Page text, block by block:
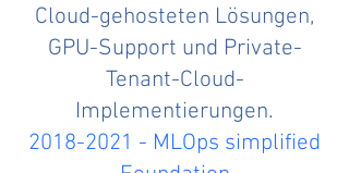
Cloud-gehosteten Lösungen,
GPU-Support und Private-
Tenant-Cloud-
Implementierungen.
2018-2021 - MLOps simplified